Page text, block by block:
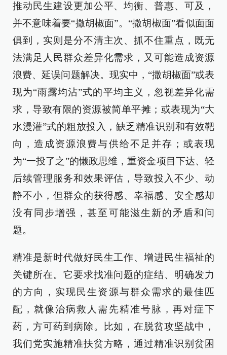
推动民生建设更加公平、均衡、普惠、可及，
并不意味着要“撒胡椒面”。“撒胡椒面”看似面面
俱到，实则是分不清主次、抓不住重点，既无
法满足人民群众差异化需求，又可能造成资源
浪费、延误问题解决。现实中，“撒胡椒面”或表
现为“雨露均沾”式的平均主义，忽视差异化需
求，导致有限的资源被简单平摊；或表现为“大
水漫灌”式的粗放投入，缺乏精准识别和有效靶
向，造成资源浪费与供给不足并存；或表现
为“一投了之”的懒政思维，重资金项目下达、轻
后续管理服务和效果评估，导致投入不少、动
静不小，但群众的获得感、幸福感、安全感却
没有同步增强，甚至可能滋生新的矛盾和问
题。
精准是新时代做好民生工作、增进民生福祉的
关键所在。它要求找准问题的症结、明确发力
的方向，实现民生资源与群众需求的最佳匹
配，就像治病救人需先精准号脉，再对症下
药，方可药到病除。比如，在脱贫攻坚战中，
我们党实施精准扶贫方略，通过精准识别贫困